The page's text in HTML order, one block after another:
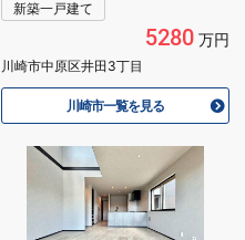
新築一戸建て
5280万円
川崎市中原区井田3丁目
川崎市一覧を見る